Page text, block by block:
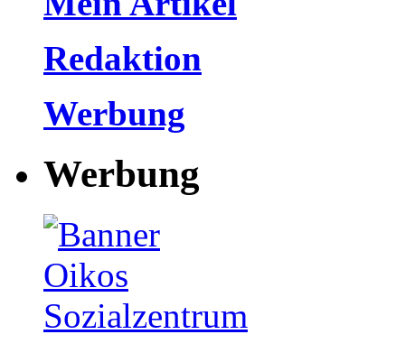
Redaktion
Werbung
Werbung